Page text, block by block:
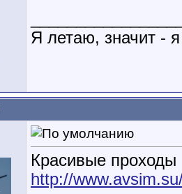
Я летаю, значит - я
Красивые
http://